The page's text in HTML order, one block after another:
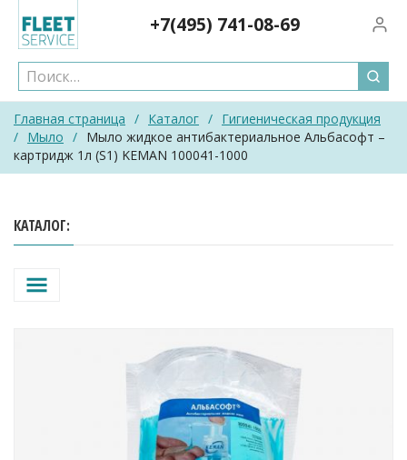
content
+7(495) 741-08-69
Главная страница / Каталог / Гигиеническая продукция
/ Мыло / Мыло жидкое антибактериальное Альбасофт –
картридж 1л (S1) KEMAN 100041-1000
КАТАЛОГ